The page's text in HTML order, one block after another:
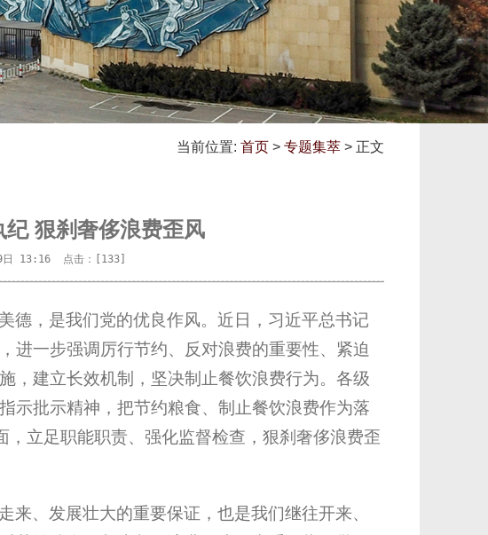
当前位置: 首页 > 专题集萃 > 正文
狠刹奢侈浪费歪风
日 13:16  点击：[ 133]
德，是我们党的优良作风。近日，习近平总书记
进一步强调厉行节约、反对浪费的重要性、紧迫
，建立长效机制，坚决制止餐饮浪费行为。各级
示批示精神，把节约粮食、制止餐饮浪费作为落
，立足职能职责、强化监督检查，狠刹奢侈浪费歪
来、发展壮大的重要保证，也是我们继往开来、